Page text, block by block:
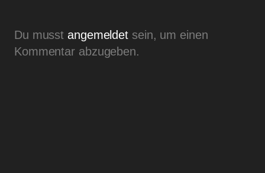
Du musstangemeldet sein, um einen
Kommentar abzugeben.